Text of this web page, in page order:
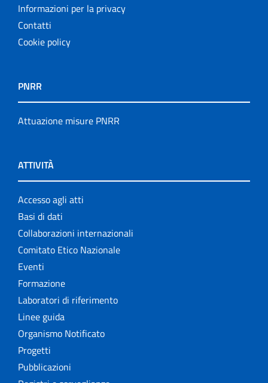
Informazioni per la privacy
Contatti
Cookie policy
PNRR
Attuazione misure PNRR
ATTIVITÀ
Accesso agli atti
Basi di dati
Collaborazioni internazionali
Comitato Etico Nazionale
Eventi
Formazione
Laboratori di riferimento
Linee guida
Organismo Notificato
Progetti
Pubblicazioni